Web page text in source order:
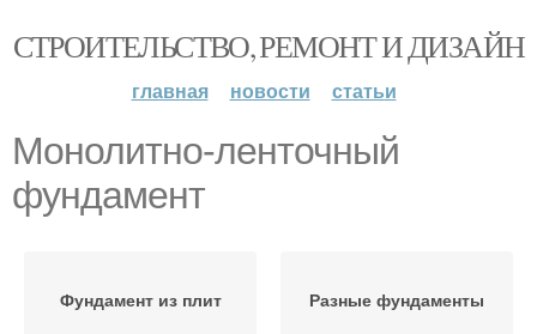
СТРОИТЕЛЬСТВО, РЕМОНТ И ДИЗАЙН
главная новости статьи
Монолитно-ленточный
фундамент
Фундамент из плит Разные фундаменты